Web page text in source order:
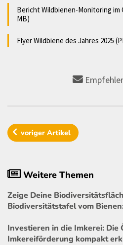
Bericht Wildbienen-Monitoring im
MB)
Flyer Wildbiene des Jahres 2025
vorigerArtikel
Weitere Themen
Zeige Deine
Biodiversitätstafel vom
Investieren in die Imkerei: Die
Imkereiförderung kompakt